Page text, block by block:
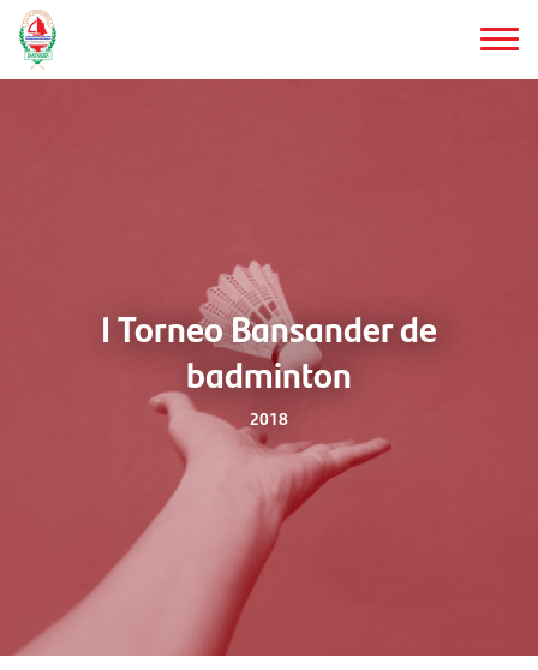
Saltar
al
contenido
I Torneo Bansander de
badminton
2018